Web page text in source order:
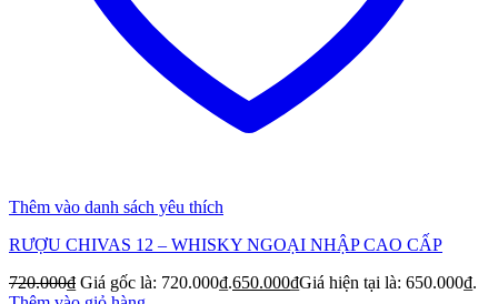
Thêm vào danh sách yêu thích
RƯỢU CHIVAS 12 – WHISKY NGOẠI NHẬP CAO CẤP
720.000₫ Giá gốc là: 720.000₫.650.000₫Giá hiện tại là: 650.000₫.